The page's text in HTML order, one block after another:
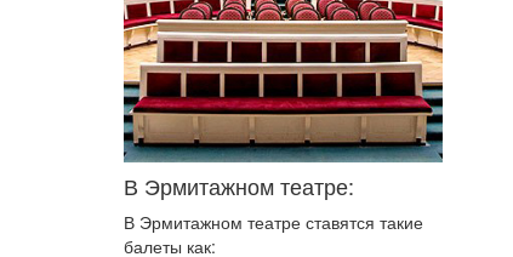
В Эрмитажном театре:
В Эрмитажном театре ставятся такие
балеты как: